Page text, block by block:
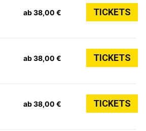
ab 38,00 € TICKETS
ab 38,00 € TICKETS
ab 38,00 € TICKETS